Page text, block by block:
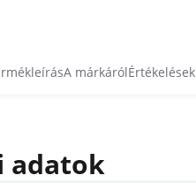
A márkáról
adatok